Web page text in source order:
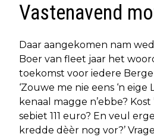
Vastenavend
Daar aangekomen nam
Boer van fleet jaar het
toekomst voor iedere
‘Zouwe me nie eens ‘n
kenaal magge n’ebbe?
sebiet 111 euro? En veul
kredde dèèr nog vor?’